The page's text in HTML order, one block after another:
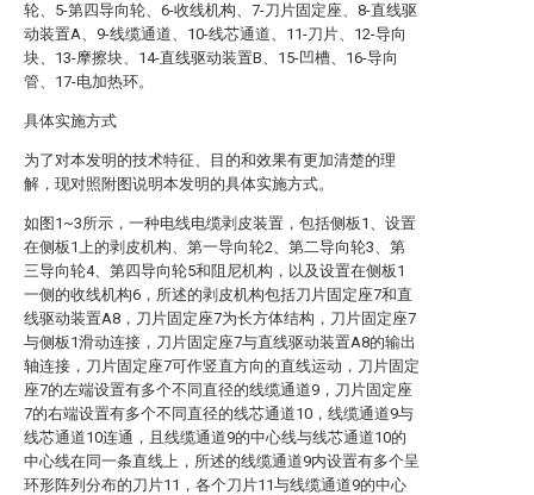
轮、5-第四导向轮、6-收线机构、7-刀片固定座、8-直线驱
动装置A、9-线缆通道、10-线芯通道、11-刀片、12-导向
块、13-摩擦块、14-直线驱动装置B、15-凹槽、16-导向
管、17-电加热环。
具体实施方式
为了对本发明的技术特征、目的和效果有更加清楚的理
解，现对照附图说明本发明的具体实施方式。
如图1~3所示，一种电线电缆剥皮装置，包括侧板1、设置
在侧板1上的剥皮机构、第一导向轮2、第二导向轮3、第
三导向轮4、第四导向轮5和阻尼机构，以及设置在侧板1
一侧的收线机构6，所述的剥皮机构包括刀片固定座7和直
线驱动装置A8，刀片固定座7为长方体结构，刀片固定座7
与侧板1滑动连接，刀片固定座7与直线驱动装置A8的输出
轴连接，刀片固定座7可作竖直方向的直线运动，刀片固定
座7的左端设置有多个不同直径的线缆通道9，刀片固定座
7的右端设置有多个不同直径的线芯通道10，线缆通道9与
线芯通道10连通，且线缆通道9的中心线与线芯通道10的
中心线在同一条直线上，所述的线缆通道9内设置有多个呈
环形阵列分布的刀片11，各个刀片11与线缆通道9的中心